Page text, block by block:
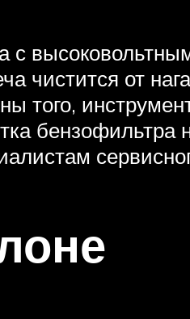
с
чистится от
того,
бензофильтра